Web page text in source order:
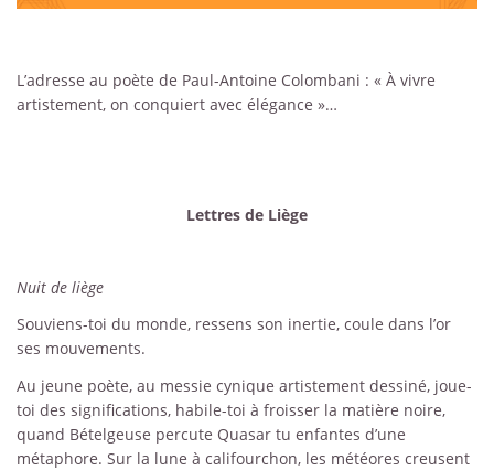
L’adresse au poète de Paul-Antoine Colombani : « À vivre
artistement, on conquiert avec élégance »…
Lettres de Liège
Nuit de liège
Souviens-toi du monde, ressens son inertie, coule dans l’or
ses mouvements.
Au jeune poète, au messie cynique artistement dessiné, joue-
toi des significations, habile-toi à froisser la matière noire,
quand Bételgeuse percute Quasar tu enfantes d’une
métaphore. Sur la lune à califourchon, les météores creusent